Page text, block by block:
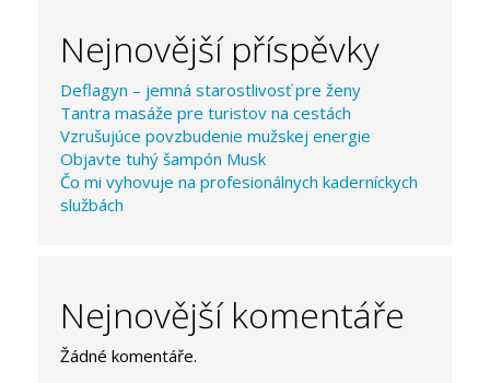
Nejnovější příspěvky
Deflagyn – jemná starostlivosť pre ženy
Tantra masáže pre turistov na cestách
Vzrušujúce povzbudenie mužskej energie
Objavte tuhý šampón Musk
Čo mi vyhovuje na profesionálnych kaderníckych
službách
Nejnovější komentáře
Žádné komentáře.